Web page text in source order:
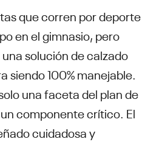
que corren por deporte
en el gimnasio, pero
solución de calzado
siendo 100% manejable.
una faceta del plan de
componente crítico. El
cuidadosa y